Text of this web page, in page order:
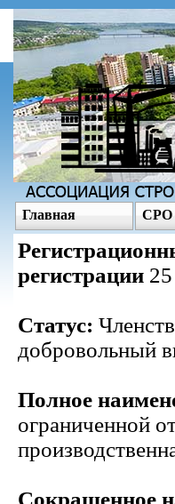
Главная СРО
регистрации
Статус:
добровольный
Полное
ограниченной
Сокращенное